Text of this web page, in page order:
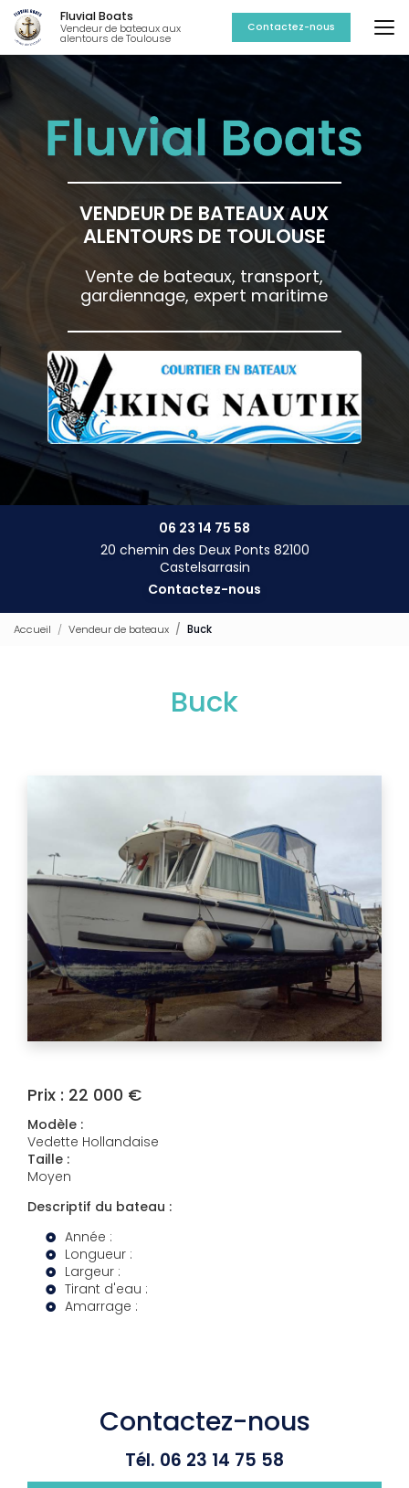
Aller
au
contenu
principal
Fluvial Boats
Vendeur de bateaux aux
alentours de Toulouse
Contactez-nous
VENDEUR DE BATEAUX AUX
ALENTOURS DE TOULOUSE
Vente de bateaux, transport,
gardiennage, expert maritime
06 23 14 75 58
20 chemin des Deux Ponts 82100
Castelsarrasin
Contactez-nous
Accueil Vendeur de bateaux Buck
Buck
Prix : 22 000 €
Modèle :
Vedette Hollandaise
Taille :
Moyen
Descriptif du bateau :
Année :
Longueur :
Largeur :
Tirant d'eau :
Amarrage :
Contactez-nous
Tél. 06 23 14 75 58